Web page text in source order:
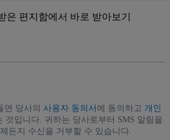
은 편지함에서 바로 받아보기
면 당사의 사용자 동의서 에 동의하고 개인
것입니다. 귀하는 당사로부터 SMS 알림을
든지 수신을 거부할 수 있습니다.